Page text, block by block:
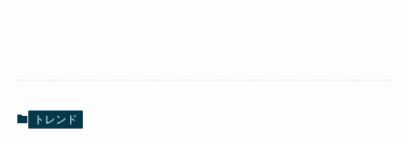
トレンド